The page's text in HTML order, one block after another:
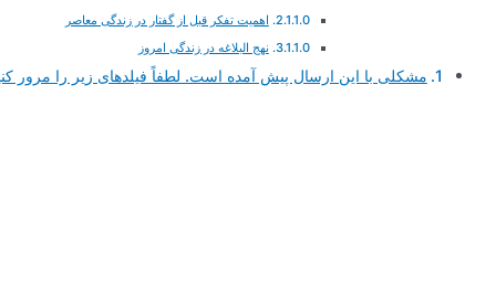
اهمیت تفکر قبل از گفتار در زندگی معاصر
نهج البلاغه در زندگی امروز
مشکلی با این ارسال پیش آمده است. لطفاً فیلدهای زیر را مرور